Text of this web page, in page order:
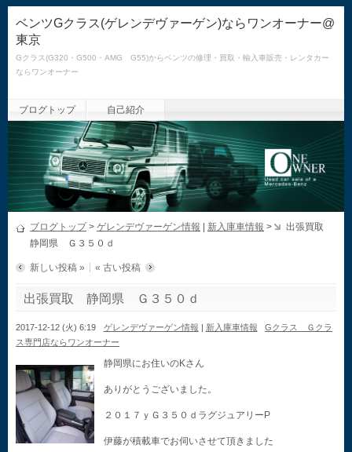
ベンツGクラス(ゲレンデヴァーゲン)ならワンオーナー@
東京
Gクラス(G320・G500・AMG G55)からベンツの修理・買取・輸入車販売・レンタカー
ならワンオーナー
ブログトップ 自己紹介
ブログトップ> ゲレンデヴァーゲン情報 新入庫車情報 >
出張買取
静岡県 Ｇ３５０ｄ
新しい投稿 » « 古い投稿
出張買取 静岡県 Ｇ３５０ｄ
2017-12-12 (火) 6:19 ゲレンデヴァーゲン情報 | 新入庫車情報
Gクラス Ｇクラ
ス専門店ならワンオーナー
静岡県にお住いのKさん
ありがとうございました。
２０１７ｙＧ３５０ｄラグジュアリーP
伊藤が積載車でお伺いさせて頂きました